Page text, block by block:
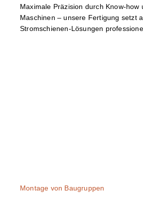
Maximale Präzision durch Know-how
Maschinen – unsere Fertigung setzt
Stromschienen-Lösungen
Montage von Baugruppen